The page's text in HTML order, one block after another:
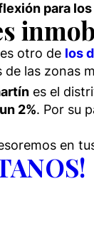
para
otro de los
de las zonas
es el
2%. Por su
en